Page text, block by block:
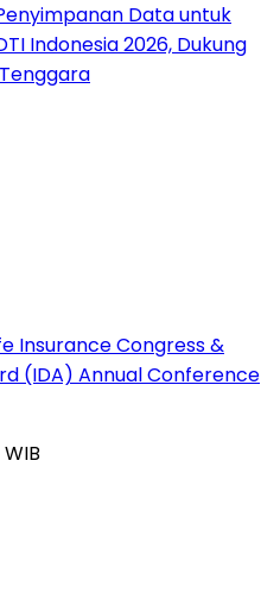
Data untuk
Indonesia 2026, Dukung
Insurance Congress &
(IDA) Annual Conference